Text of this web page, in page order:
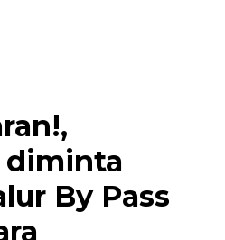
diminta
By Pass